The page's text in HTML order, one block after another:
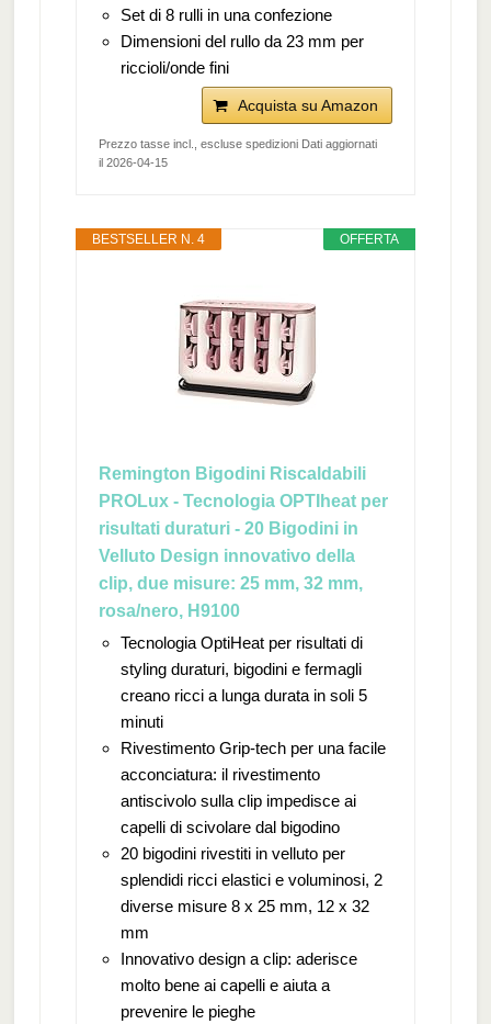
Set di 8 rulli in una confezione
Dimensioni del rullo da 23 mm per
riccioli/onde fini
Acquista su Amazon
Prezzo tasse incl., escluse spedizioni Dati aggiornati
il 2026-04-15
OFFERTA
BESTSELLER N. 4
Remington Bigodini Riscaldabili
PROLux - Tecnologia OPTIheat per
risultati duraturi - 20 Bigodini in
Velluto Design innovativo della
clip, due misure: 25 mm, 32 mm,
rosa/nero, H9100
Tecnologia OptiHeat per risultati di
styling duraturi, bigodini e fermagli
creano ricci a lunga durata in soli 5
minuti
Rivestimento Grip-tech per una facile
acconciatura: il rivestimento
antiscivolo sulla clip impedisce ai
capelli di scivolare dal bigodino
20 bigodini rivestiti in velluto per
splendidi ricci elastici e voluminosi, 2
diverse misure 8 x 25 mm, 12 x 32
mm
Innovativo design a clip: aderisce
molto bene ai capelli e aiuta a
prevenire le pieghe